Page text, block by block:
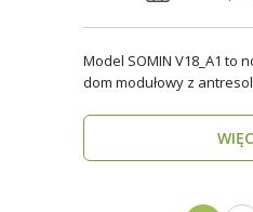
Model SOMIN V18_A1 to
dom modułowy z